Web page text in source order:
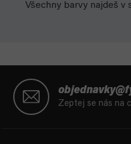
Všechny barvy najdeš v
Zeptej se nás na